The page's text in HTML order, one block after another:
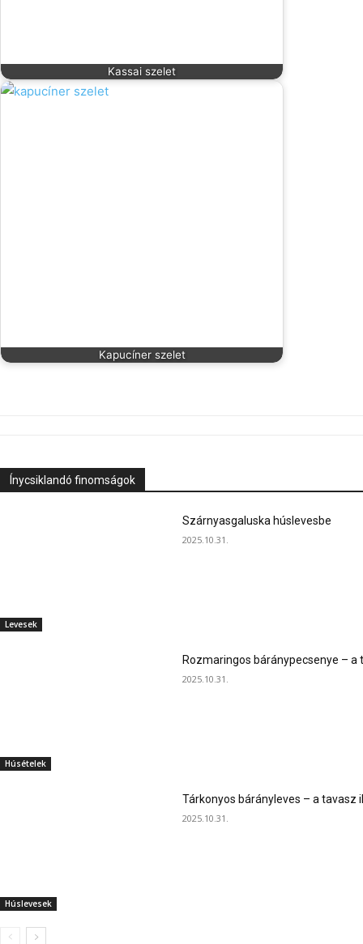
Kassai szelet
Kapucíner szelet
Ínycsiklandó finomságok
Levesek
Szárnyasgaluska húslevesbe
2025.10.31.
Húsételek
Rozmaringos báránypecsenye – a
2025.10.31.
Húslevesek
Tárkonyos bárányleves – a tavasz
2025.10.31.